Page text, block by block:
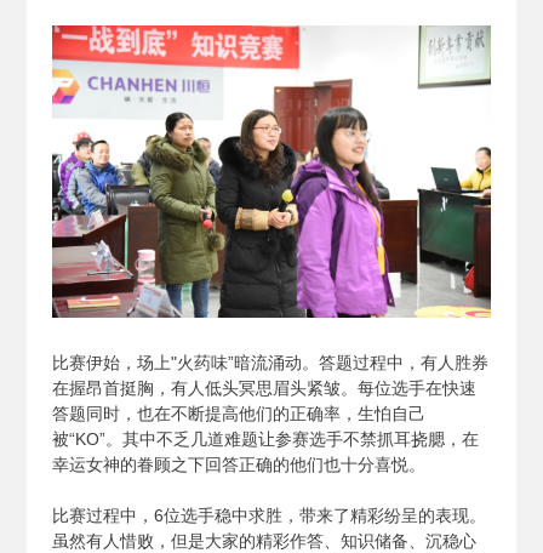
比赛伊始，场上"火药味”暗流涌动。答题过程中，有人胜券
在握昂首挺胸，有人低头冥思眉头紧皱。每位选手在快速
答题同时，也在不断提高他们的正确率，生怕自己
被“KO”。其中不乏几道难题让参赛选手不禁抓耳挠腮，在
幸运女神的眷顾之下回答正确的他们也十分喜悦。
比赛过程中，6位选手稳中求胜，带来了精彩纷呈的表现。
虽然有人惜败，但是大家的精彩作答、知识储备、沉稳心